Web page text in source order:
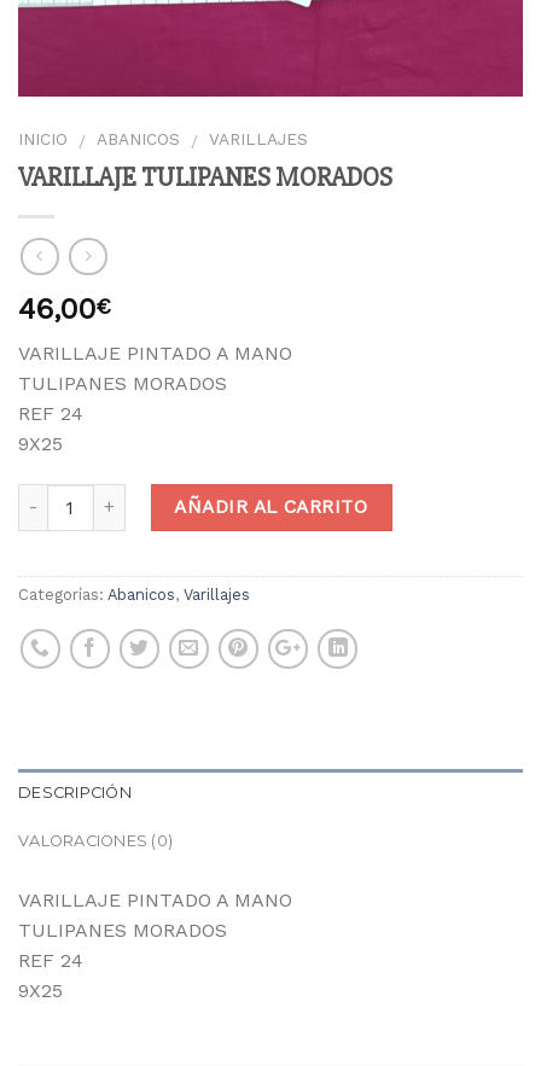
INICIO / ABANICOS / VARILLAJES
VARILLAJE TULIPANES MORADOS
46,00€
VARILLAJE PINTADO A MANO
TULIPANES MORADOS
REF 24
9X25
AÑADIR AL CARRITO
Categorías: Abanicos, Varillajes
DESCRIPCIÓN
VALORACIONES (0)
VARILLAJE PINTADO A MANO
TULIPANES MORADOS
REF 24
9X25